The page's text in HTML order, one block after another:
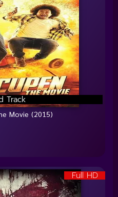
Track
Movie (2015)
Full HD